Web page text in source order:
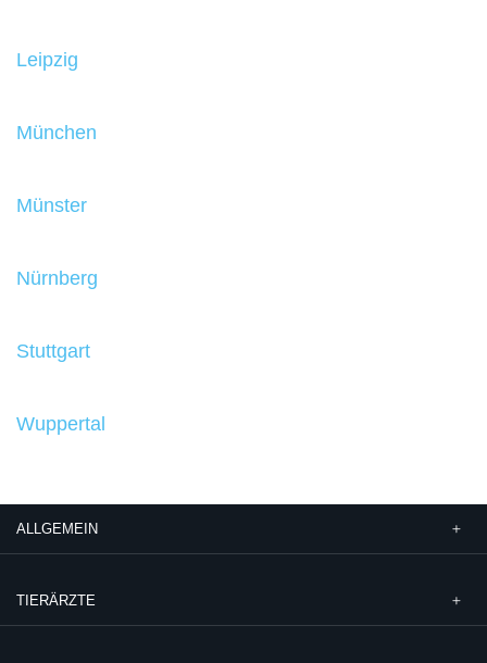
Leipzig
München
Münster
Nürnberg
Stuttgart
Wuppertal
ALLGEMEIN
TIERÄRZTE